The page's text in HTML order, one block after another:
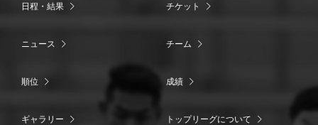
日程・結果 チケット
ニュース チーム
順位 成績
ギャラリー トップリーグについて